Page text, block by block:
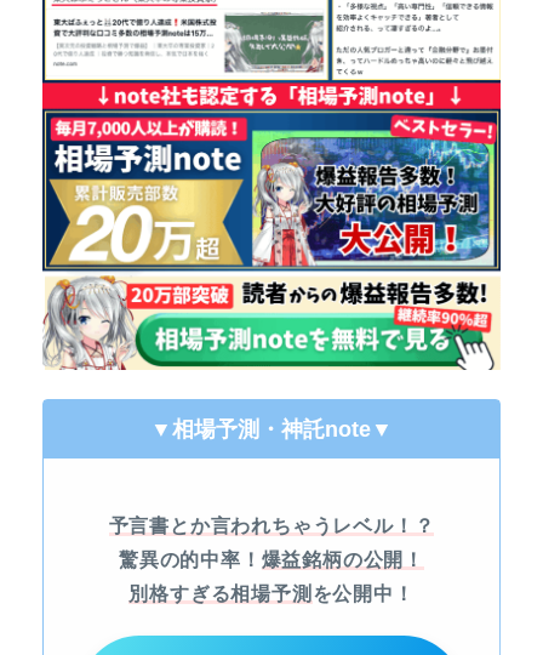
▼相場予測・神託note ▼
予言書とか言われちゃうレベル！？
驚異の的中率！ 爆益銘柄の公開！
別格すぎる相場予測 を公開中！